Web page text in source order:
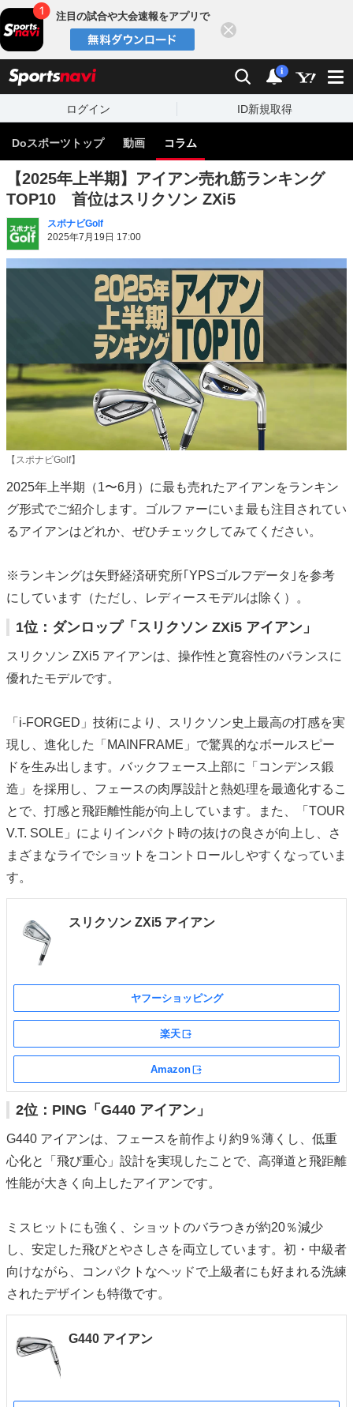
注目の試合や大会速報をアプリで
検索 通知
i
ログイン ID新規取得
Doスポーツトップ 動画 コラム
【2025年上半期】アイアン売れ筋ランキング
TOP10 首位はスリクソン ZXi5
スポナビGolf
2025年7月19日 17:00
【スポナビGolf】
2025年上半期（1〜6月）に最も売れたアイアンをランキン
グ形式でご紹介します。ゴルファーにいま最も注目されてい
るアイアンはどれか、ぜひチェックしてみてください。
※ランキングは矢野経済研究所｢YPSゴルフデータ｣を参考
にしています（ただし、レディースモデルは除く）。
1位：ダンロップ「スリクソン ZXi5 アイアン」
スリクソン ZXi5 アイアンは、操作性と寛容性のバランスに
優れたモデルです。
「i-FORGED」技術により、スリクソン史上最高の打感を実
現し、進化した「MAINFRAME」で驚異的なボールスピー
ドを生み出します。バックフェース上部に「コンデンス鍛
造」を採用し、フェースの肉厚設計と熱処理を最適化するこ
とで、打感と飛距離性能が向上しています。また、「TOUR
V.T. SOLE」によりインパクト時の抜けの良さが向上し、さ
まざまなライでショットをコントロールしやすくなっていま
す。
スリクソン ZXi5 アイアン
ヤフーショッピング
楽天
Amazon
2位：PING「G440 アイアン」
G440 アイアンは、フェースを前作より約9％薄くし、低重
心化と「飛び重心」設計を実現したことで、高弾道と飛距離
性能が大きく向上したアイアンです。
ミスヒットにも強く、ショットのバラつきが約20％減少
し、安定した飛びとやさしさを両立しています。初・中級者
向けながら、コンパクトなヘッドで上級者にも好まれる洗練
されたデザインも特徴です。
G440 アイアン